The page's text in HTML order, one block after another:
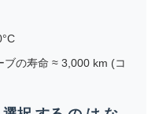
ブの寿命 ≈ 3,000 km (コ